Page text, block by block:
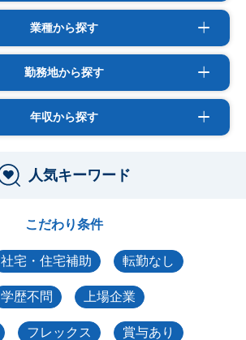
業種から探す
勤務地から探す
年収から探す
人気キーワード
こだわり条件
社宅・住宅補助 転勤なし
学歴不問 上場企業
フレックス 賞与あり